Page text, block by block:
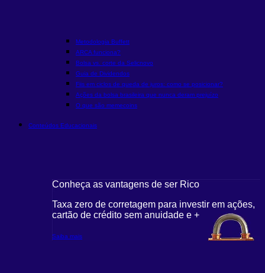
Metodologia Buffett
ARCA funciona?
Bolsa vs. corte da Selicnovo
Guia de Dividendos
Fiis em ciclos de queda de juros: como se posicionar?
Ações da bolsa brasileira que nunca deram prejuízo
O que são memecoins
Conteúdos Educacionais
Conheça as vantagens de ser Rico
Taxa zero de corretagem para investir em ações,
cartão de crédito sem anuidade e +
Saiba mais